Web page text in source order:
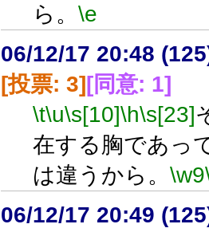
ら。 \e
06/12/17 20:48
[投票: 3][同意: 1]
\t\u\s[10]\h\s[23]
在する胸であっ
は違うから。 \w9
06/12/17 20:49